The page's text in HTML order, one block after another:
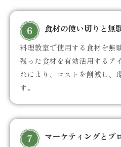
食材の使い切りと無
料理教室で使用する食材を無
残った食材を有効活用するア
れにより、コストを削減し、
す。
マーケティングとプ